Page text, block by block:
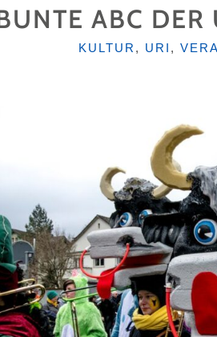
ABC DER
KATEGORIEN
KULTUR , URI ,